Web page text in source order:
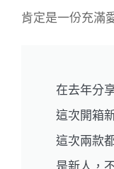
肯定是一份充滿
在去年分
這次開箱
這次兩款
是新人，